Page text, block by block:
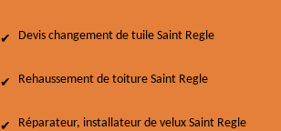
Devis changement de tuile Saint Regle
Rehaussement de toiture Saint Regle
Réparateur, installateur de velux Saint Regle